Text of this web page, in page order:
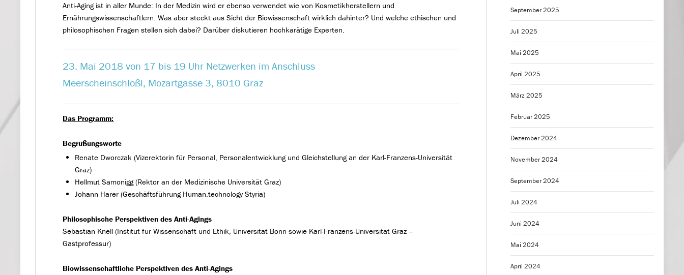
Anti-Aging ist in aller Munde: In der Medizin wird er ebenso verwendet wie von Kosmetikherstellern und
Ernährungswissenschaftlern. Was aber steckt aus Sicht der Biowissenschaft wirklich dahinter? Und welche ethischen und
philosophischen Fragen stellen sich dabei? Darüber diskutieren hochkarätige Experten.
23. Mai 2018 von 17 bis 19 Uhr Netzwerken im Anschluss
Meerscheinschlößl, Mozartgasse 3, 8010 Graz
Das Programm:
Begrüßungsworte
Renate Dworczak (Vizerektorin für Personal, Personalentwicklung und Gleichstellung an der Karl-Franzens-Universität
Graz)
Hellmut Samonigg (Rektor an der Medizinische Universität Graz)
Johann Harer (Geschäftsführung Human.technology Styria)
Philosophische Perspektiven des Anti-Agings
Sebastian Knell (Institut für Wissenschaft und Ethik, Universität Bonn sowie Karl-Franzens-Universität Graz –
Gastprofessur)
Biowissenschaftliche Perspektiven des Anti-Agings
September 2025
Juli 2025
Mai 2025
April 2025
März 2025
Februar 2025
Dezember 2024
November 2024
September 2024
Juli 2024
Juni 2024
Mai 2024
April 2024